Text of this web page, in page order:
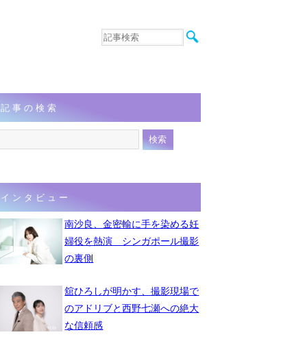
音楽
連載
フォト
記事の検索
インタビュー
南沙良、金密輸に手を染める妊
婦役を熱演 シンガポール撮影
の裏側
舘ひろしが明かす、撮影現場で
のアドリブと西野七瀬への絶大
な信頼感